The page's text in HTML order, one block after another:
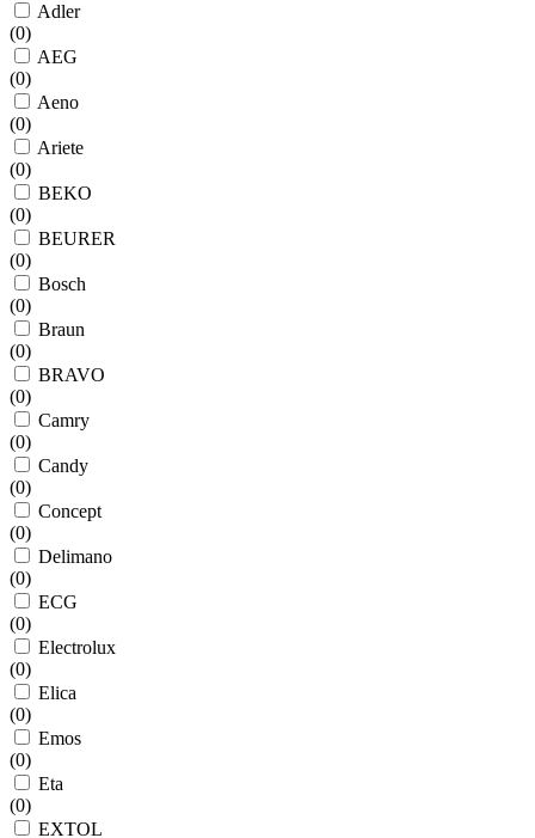
Adler
(0)
AEG
(0)
Aeno
(0)
Ariete
(0)
BEKO
(0)
BEURER
(0)
Bosch
(0)
Braun
(0)
BRAVO
(0)
Camry
(0)
Candy
(0)
Concept
(0)
Delimano
(0)
ECG
(0)
Electrolux
(0)
Elica
(0)
Emos
(0)
Eta
(0)
EXTOL